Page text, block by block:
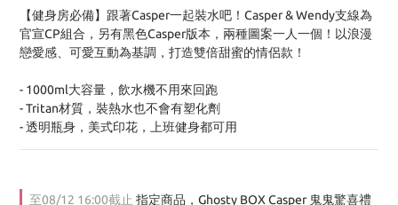
【健身房必備】跟著Casper一起裝水吧！Casper & Wendy支線為
官宣CP組合，另有黑色Casper版本，兩種圖案一人一個！以浪漫
戀愛感、可愛互動為基調，打造雙倍甜蜜的情侶款！
- 1000ml大容量，飲水機不用來回跑
- Tritan材質，裝熱水也不會有塑化劑
- 透明瓶身，美式印花，上班健身都可用
至08/12 16:00截止 指定商品，Ghosty BOX Casper 鬼鬼驚喜禮